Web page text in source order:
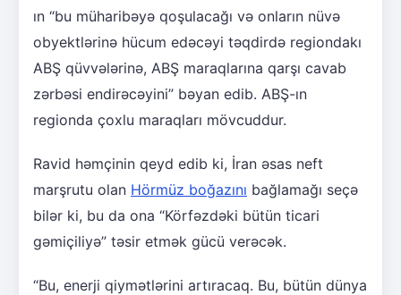
ın “bu müharibəyə qoşulacağı və onların nüvə
obyektlərinə hücum edəcəyi təqdirdə regiondakı
ABŞ qüvvələrinə, ABŞ maraqlarına qarşı cavab
zərbəsi endirəcəyini” bəyan edib. ABŞ-ın
regionda çoxlu maraqları mövcuddur.
Ravid həmçinin qeyd edib ki, İran əsas neft
marşrutu olan Hörmüz boğazını bağlamağı seçə
bilər ki, bu da ona “Körfəzdəki bütün ticari
gəmiçiliyə” təsir etmək gücü verəcək.
“Bu, enerji qiymətlərini artıracaq. Bu, bütün dünya